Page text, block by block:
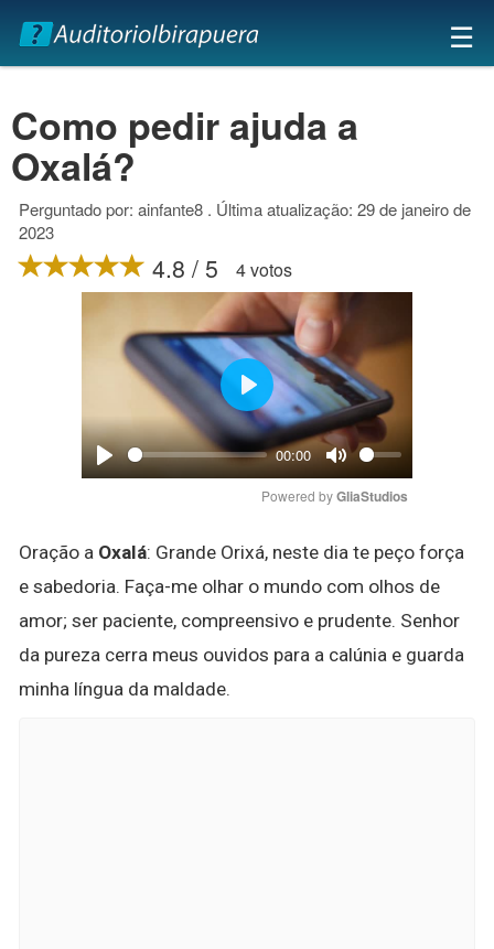
×
☰
Como pedir ajuda a
Oxalá?
Perguntado por: ainfante8 . Última atualização: 29 de janeiro de
2023
4.8 / 5 4 votos
Play
00:00
Mute
Play
Powered by GliaStudios
Oração a Oxalá: Grande Orixá, neste dia te peço força
e sabedoria. Faça-me olhar o mundo com olhos de
amor; ser paciente, compreensivo e prudente. Senhor
da pureza cerra meus ouvidos para a calúnia e guarda
minha língua da maldade.